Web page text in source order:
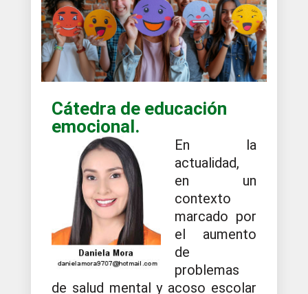
Cátedra de educación
emocional.
En la
actualidad,
en un
contexto
marcado por
el aumento
de
problemas
de salud mental y acoso escolar